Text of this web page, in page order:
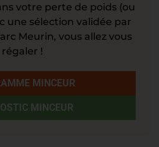
votre perte de poids (ou
une sélection validée par
Meurin, vous allez vous
régaler !
MINCEUR
MINCEUR